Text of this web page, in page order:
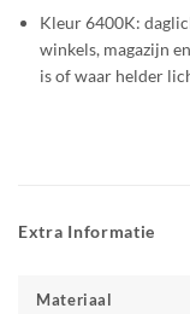
Kleur 6400K:
winkels, magazijn
is of waar helder
Extra Informatie
Materiaal